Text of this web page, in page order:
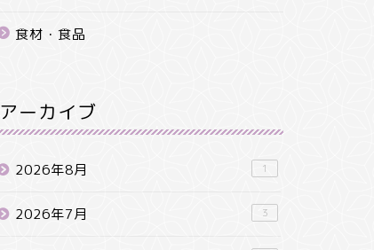
食材・食品
アーカイブ
2026年8月 1
2026年7月 3